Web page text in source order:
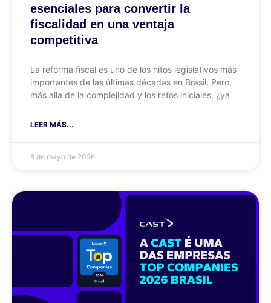
esenciales para convertir la
fiscalidad en una ventaja
competitiva
La reforma fiscal es uno de los hitos legislativos más
importantes de las últimas décadas en Brasil. Pero,
más allá de la complejidad y los retos iniciales, ¿ya
LEER MÁS...
8 de mayo de 2026